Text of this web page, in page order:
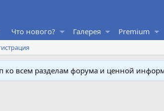
Что нового? Галерея Premium
ко всем разделам форума и ценной